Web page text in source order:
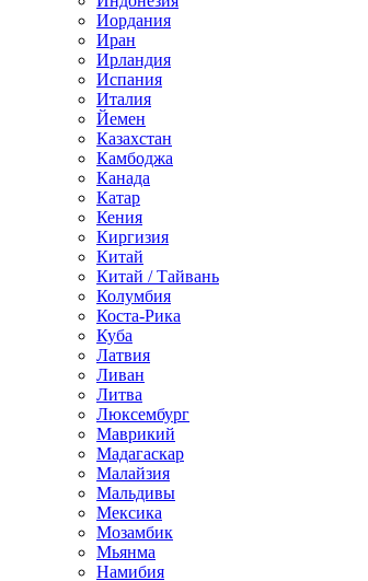
Иордания
Иран
Ирландия
Испания
Италия
Йемен
Казахстан
Камбоджа
Канада
Катар
Кения
Киргизия
Китай
Китай / Тайвань
Колумбия
Коста-Рика
Куба
Латвия
Ливан
Литва
Люксембург
Маврикий
Мадагаскар
Малайзия
Мальдивы
Мексика
Мозамбик
Мьянма
Намибия